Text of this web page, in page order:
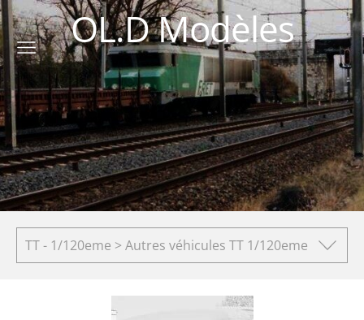
OL.D Modèles
TT - 1/120eme > Autres véhicules TT 1/120eme